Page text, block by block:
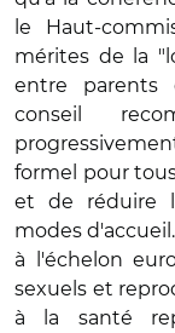
le Haut-
mérites de la
entre parents
conseil
formel pour
et de réduire
modes
à l'échelon
sexuels et
à la santé